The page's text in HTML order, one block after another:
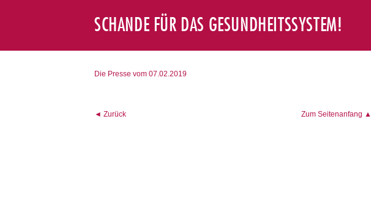
SCHANDE FÜR DAS GESUNDHEITSSYSTEM!
Die Presse vom 07.02.2019
◄ Zurück Zum Seitenanfang ▲